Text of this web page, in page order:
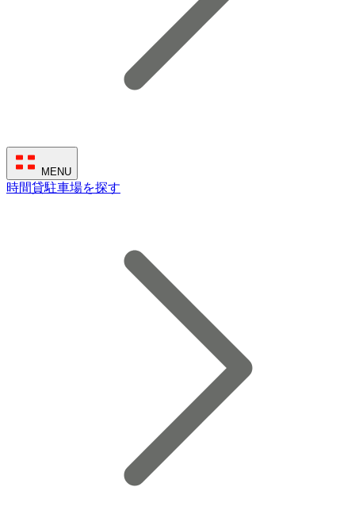
MENU
時間貸駐車場を探す